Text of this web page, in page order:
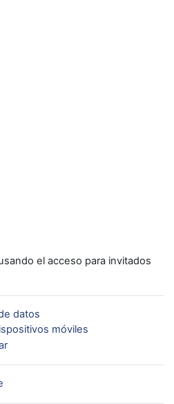
el acceso para invitados
datos
móviles